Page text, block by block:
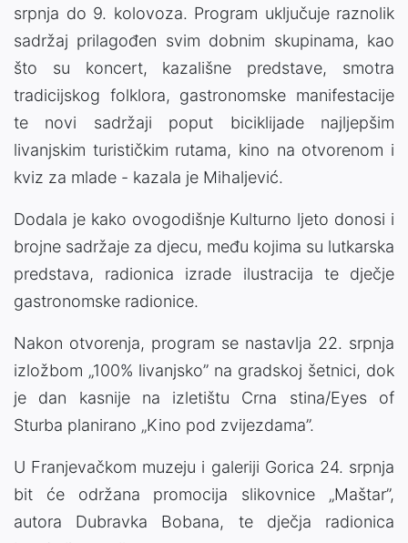
srpnja do 9. kolovoza. Program uključuje raznolik
sadržaj prilagođen svim dobnim skupinama, kao
što su koncert, kazališne predstave, smotra
tradicijskog folklora, gastronomske manifestacije
te novi sadržaji poput biciklijade najljepšim
livanjskim turističkim rutama, kino na otvorenom i
kviz za mlade - kazala je Mihaljević.
Dodala je kako ovogodišnje Kulturno ljeto donosi i
brojne sadržaje za djecu, među kojima su lutkarska
predstava, radionica izrade ilustracija te dječje
gastronomske radionice.
Nakon otvorenja, program se nastavlja 22. srpnja
izložbom „100% livanjsko” na gradskoj šetnici, dok
je dan kasnije na izletištu Crna stina/Eyes of
Sturba planirano „Kino pod zvijezdama”.
U Franjevačkom muzeju i galeriji Gorica 24. srpnja
bit će održana promocija slikovnice „Maštar”,
autora Dubravka Bobana, te dječja radionica